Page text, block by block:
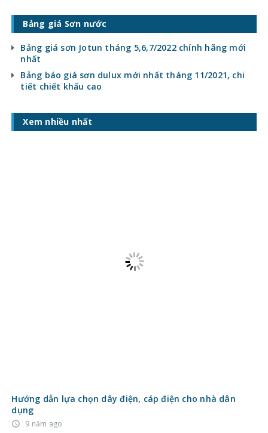
Bảng giá Sơn nước
Bảng giá sơn Jotun tháng 5,6,7/2022 chính hãng mới
nhất
Bảng báo giá sơn dulux mới nhất tháng 11/2021, chi
tiết chiết khấu cao
Xem nhiều nhất
Hướng dẫn lựa chọn dây điện, cáp điện cho nhà dân
dụng
access_time 9 năm ago